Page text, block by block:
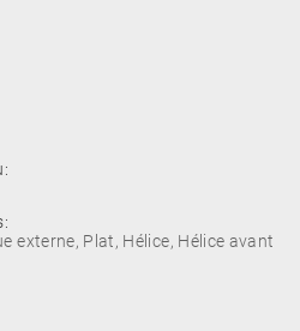
externe, Plat, Hélice, Hélice avant